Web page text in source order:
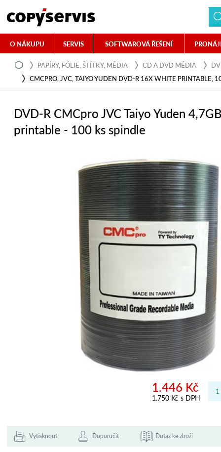
O NÁKUPU SERVIS SOFTWAROVÁ ŘEŠENÍ
PAPÍRY, FÓLIE, ŠTÍTKY, MÉDIA CD A DVD MÉDIA
CMCPRO, JVC, TAIYO YUDEN DVD-R 16X WHITE PRINTABLE,
DVD-R CMCpro JVC Taiyo Yuden
printable - 100 ks spindle
1.446 Kč
1.750 Kč s DPH
Vytisknout Doporučit Dotaz ke zboží